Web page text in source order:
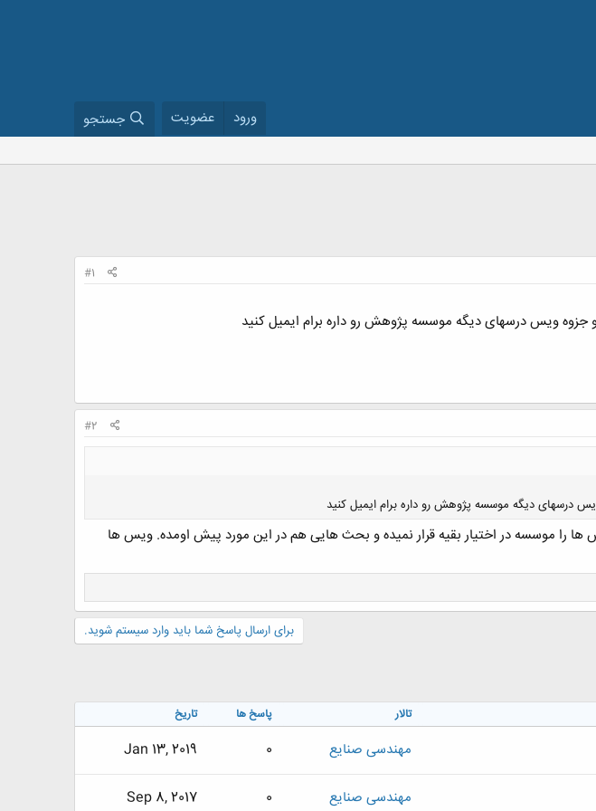
ورود عضویت جستجو
#1
ویس درسهای دیگه موسسه پژوهش رو داره برام ایمیل کنید
#2
درسهای دیگه موسسه پژوهش رو داره برام ایمیل کنید
کنید تا باز شود...
ها را موسسه در اختیار بقیه قرار نمیده و بحث هایی هم در این مورد پیش اومده. ویس ها
برای ارسال پاسخ شما باید وارد سیستم شوید.
تالار پاسخ ها تاریخ
مهندسی صنایع 0
Jan 13, 2019
مهندسی صنایع 0
Sep 8, 2017